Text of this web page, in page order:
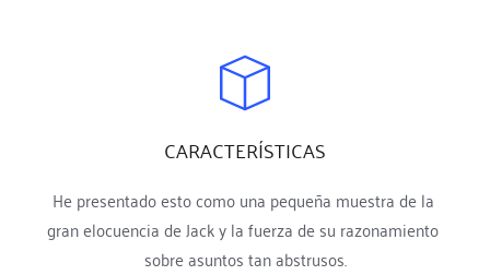
CARACTERÍSTICAS
He presentado esto como una pequeña muestra de la
gran elocuencia de Jack y la fuerza de su razonamiento
sobre asuntos tan abstrusos.